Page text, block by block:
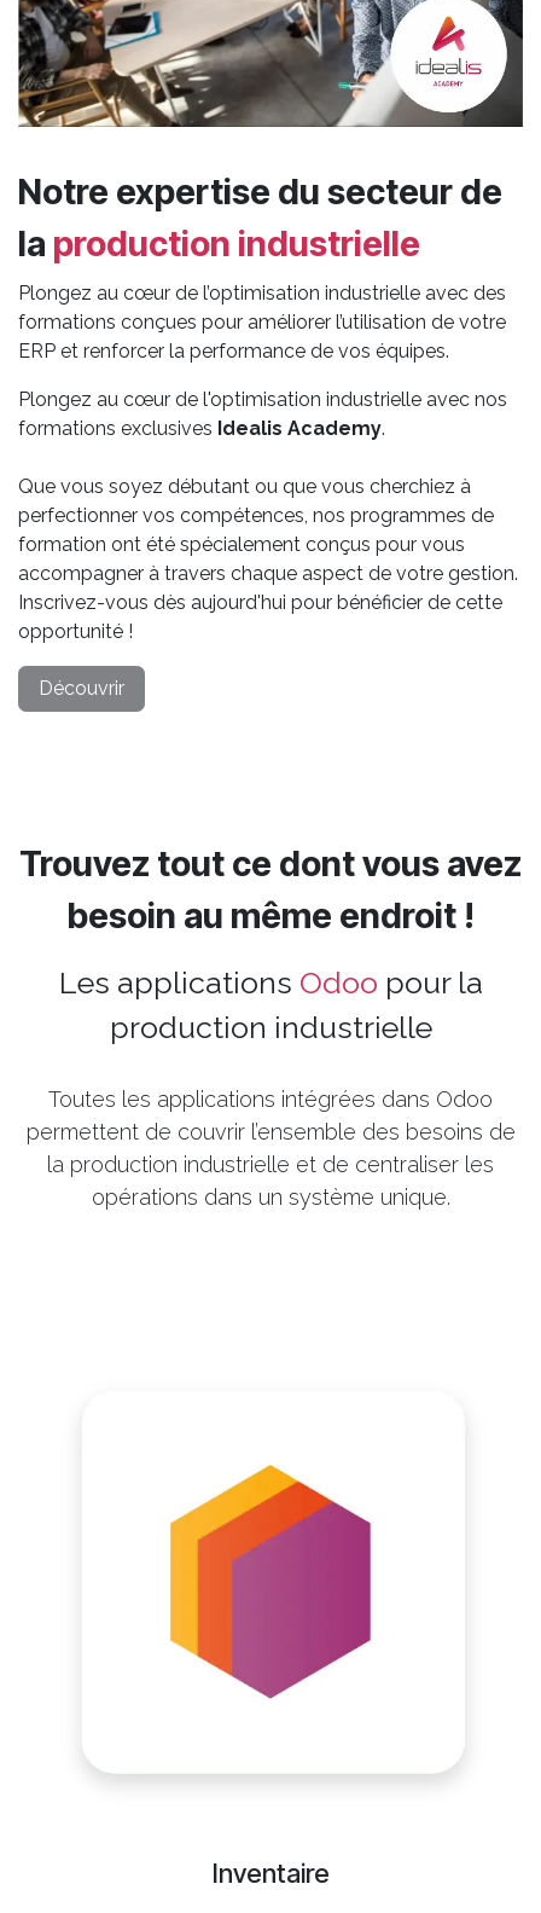
Notre expertise du secteur de
la production industrielle
Plongez au cœur de l’optimisation industrielle avec des
formations conçues pour améliorer l’utilisation de votre
ERP et renforcer la performance de vos équipes.
Plongez au cœur de l'optimisation industrielle avec nos
formations exclusives Idealis Academy.
Que vous soyez débutant ou que vous cherchiez à
perfectionner vos compétences, nos programmes de
formation ont été spécialement conçus pour vous
accompagner à travers chaque aspect de votre gestion.
Inscrivez-vous dès aujourd'hui pour bénéficier de cette
opportunité !
Découvrir
Trouvez tout ce dont vous avez
besoin au même endroit !
Les applications Odoo pour la
production industrielle
Toutes les applications intégrées dans Odoo
permettent de couvrir l’ensemble des besoins de
la production industrielle et de centraliser les
opérations dans un système unique.
Inventaire